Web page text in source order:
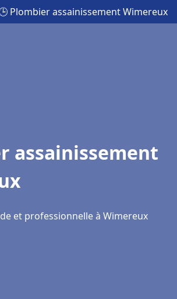
Plombier assainissement Wimereux
assainissement
et professionnelle à Wimereux